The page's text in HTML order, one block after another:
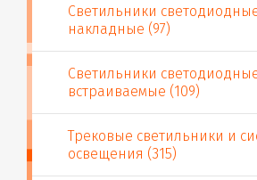
Светильники
накладные (97)
Светильники
встраиваемые (109)
Трековые светильники и
освещения (315)